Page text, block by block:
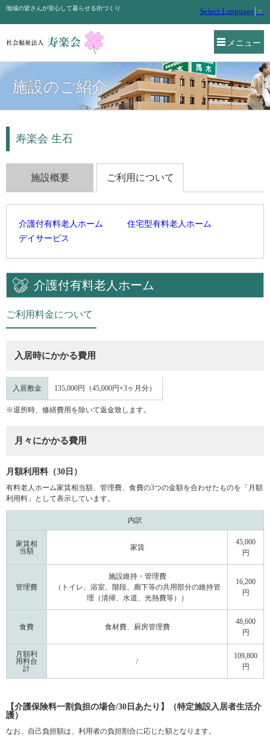
メニュー
地域の皆さんが安心して暮らせる街づくり Select Language ▼
施設のご紹介
寿楽会 生石
施設概要 ご利用について
介護付有料老人ホーム
住宅型有料老人ホーム
デイサービス
介護付有料老人ホーム
ご利用料金について
入居時にかかる費用
入居敷金 135,000円（45,000円×3ヶ月分）
※退所時、修繕費用を除いて返金致します。
月々にかかる費用
月額利用料（30日）
有料老人ホーム家賃相当額、管理費、食費の3つの金額を合わせたものを「月額
利用料」として表示しています。
内訳
家賃相
当額
家賃
45,000
円
管理費
施設維持・管理費
（トイレ、浴室、階段、廊下等の共用部分の維持管
理（清掃、水道、光熱費等））
16,200
円
食費 食材費、厨房管理費
48,600
円
月額利
用料合
計
/
109,800
円
【介護保険料一割負担の場合/30日あたり】（特定施設入居者生活介
護）
なお、自己負担額は、利用者の負担割合に応じた額となります。